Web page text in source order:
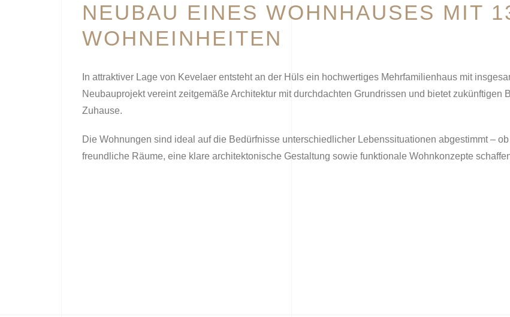
NEUBAU EINES WOHNHAUSES MIT
WOHNEINHEITEN
In attraktiver Lage von Kevelaer entsteht an der Hüls ein hochwertiges Mehrfamilienhaus mit
Neubauprojekt vereint zeitgemäße Architektur mit durchdachten Grundrissen und bietet zukünftigen
Zuhause.
Die Wohnungen sind ideal auf die Bedürfnisse unterschiedlicher Lebenssituationen abgestimmt –
freundliche Räume, eine klare architektonische Gestaltung sowie funktionale Wohnkonzepte